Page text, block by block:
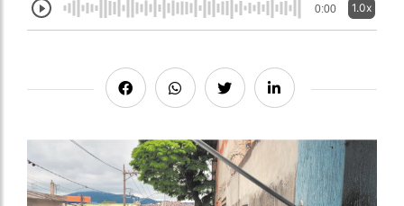
0:00 1.0x